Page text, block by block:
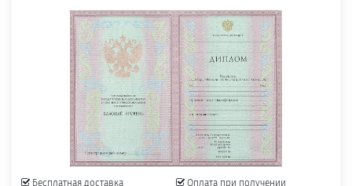
Бесплатная доставка
Оплата при получении